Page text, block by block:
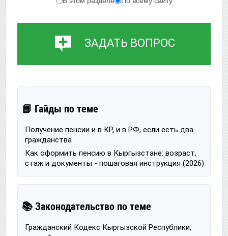
ЗАДАТЬ ВОПРОС
📘 Гайды по теме
Получение пенсии и в КР, и в РФ, если есть два
гражданства
Как оформить пенсию в Кыргызстане: возраст,
стаж и документы - пошаговая инструкция (2026)
📚 Законодательство по теме
Гражданский Кодекс Кыргызской Республики,